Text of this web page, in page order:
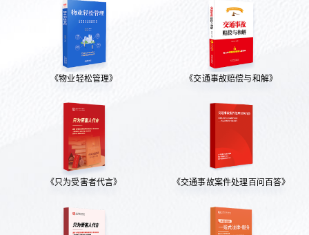
《物业轻松管理》 《交通事故赔偿与和解》
《只为受害者代言》 《交通事故案件处理百问百答》